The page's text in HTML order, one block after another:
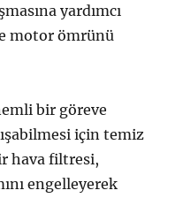
yardımcı
motor ömrünü
bir göreve
için temiz
hava filtresi,
engelleyerek